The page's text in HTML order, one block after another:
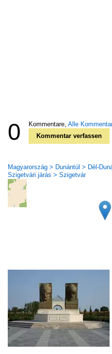
0 Kommentare, Alle
Kommentar verfassen
Magyarország > Dunántúl > Dél-
Szigetvári járás > Szigetvár